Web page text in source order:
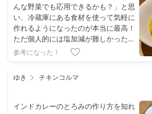
んな野菜でも応用できるかも？」と思
い、冷蔵庫にある食材を使って気軽に
作れるようになったのが本当に最高！
ただ個人的には塩加減が難しかったか
も？野菜の旨味だけでスープを作るか
そってから、各々好みで塩加減を調節
参考になった！
ゆき チキンコルマ
インドカレーのとろみの作り方を知れ